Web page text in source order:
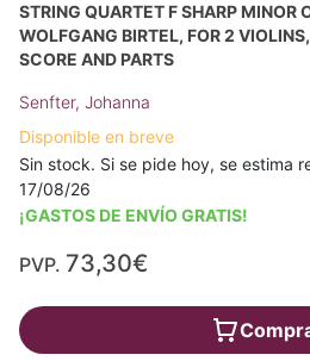
STRING QUARTET F SHARP MINOR
WOLFGANG BIRTEL, FOR 2
SCORE AND PARTS
Senfter, Johanna
Disponible en breve
Sin stock. Si se pide hoy, se estima
17/08/26
¡GASTOS DE ENVÍO GRATIS!
PVP. 73,30€